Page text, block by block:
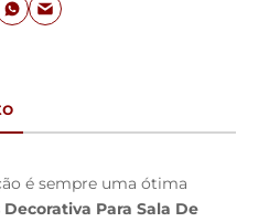
é sempre uma ótima
Para Sala De